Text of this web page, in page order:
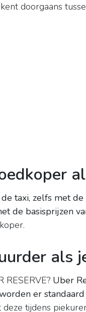
doorgaans
taxi, zelfs met
de basisprijzen
als
RESERVE? Uber
er
tijdens